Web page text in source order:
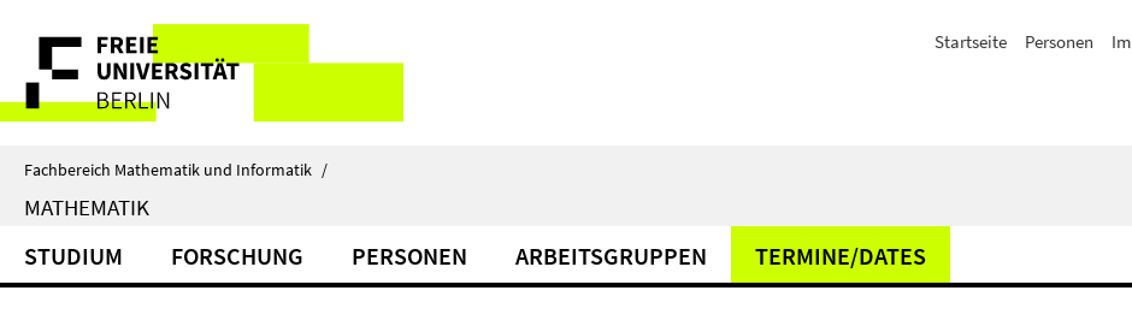
direkt
Inhalt
Service-
Navigation
Startseite Personen
Fachbereich Mathematik und Informatik /
MATHEMATIK
STUDIUM FORSCHUNG PERSONEN ARBEITSGRUPPEN TERMINE/DATES